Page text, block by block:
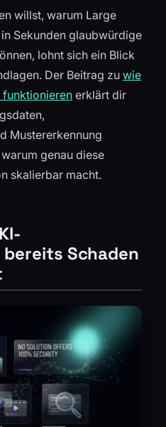
willst, warum Large
Sekunden glaubwürdige
lohnt sich ein Blick
Der Beitrag zuwie
funktionieren erklärt dir
Mustererkennung
genau diese
skalierbar macht.
Schaden